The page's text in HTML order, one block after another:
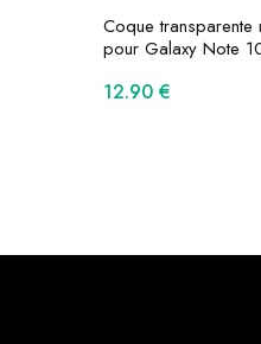
Coque
pour Galaxy Note
12.90 €